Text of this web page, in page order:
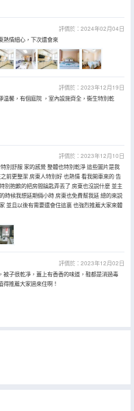
評價於：2024年02月04日
熱情細心，下次還會來
評價於：2023年12月19日
温馨，有個庭院 ，室內設施齊全，衞生特別乾
評價於：2023年12月10日
別舒服 家的感覺 整體也特別乾淨 這些圖片是我
前更整潔 房東人特別好 也熱情 看我開車來的 告
別抱歉的把房間鑰匙弄丟了 房東也沒説什麼 並主
時候我想延期倆小時 房東也免費幫我延 總的來説
並且以後有需要還會住這裏 也強烈推薦大家來體
評價於：2023年12月02日
被子很乾凈，蓋上有香香的味道，鞋都是消過毒
推薦大家過來住啊！